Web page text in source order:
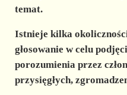
temat.
Istnieje kilka
głosowanie w celu
porozumienia przez
przysięgłych,